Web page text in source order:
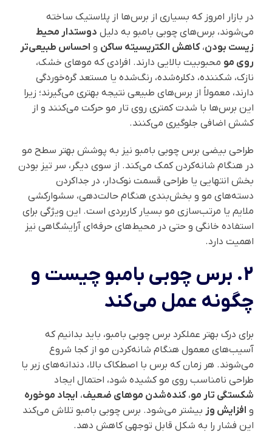
در بازار امروز که بسیاری از برس‌ها از پلاستیک ساخته
می‌شوند، برس‌های چوبی بامبو به دلیل دوستدار محیط
زیست بودن،کاهش الکتریسیته ساکن و احساس طبیعی‌تر
روی مو محبوبیت بالایی دارند. افرادی که موهای خشک،
نازک، شکننده، دکلره‌شده، رنگ‌شده یا مستعد گره‌خوردگی
دارند، معمولاً از برس‌های طبیعی نتیجه بهتری می‌گیرند؛ زیرا
این برس‌ها با شدت کمتری روی تار مو حرکت می‌کنند و از
کشش اضافی جلوگیری می‌کنند.
طراحی بیضی برس چوبی بامبو نیز به پوشش بهتر سطح مو
در هنگام شانه‌کردن کمک می‌کند. از سوی دیگر، سر تیز بودن
بخش انتهایی یا طراحی قسمت نوک‌دار، در جداکردن
دسته‌های مو و بخش‌بندی هنگام حالت‌دهی، سشوارکشی
ملایم یا مرتب‌سازی مو بسیار کاربردی است. این ویژگی برای
استفاده خانگی و حتی در محیط‌های حرفه‌ای آرایشگاهی نیز
اهمیت دارد.
2. برس چوبی بامبو چیست و
چگونه عمل می‌کند
برای درک بهتر عملکرد برس چوبی بامبو، باید بدانیم که
آسیب‌های معمول هنگام شانه‌کردن مو از کجا شروع
می‌شوند. هر زمان که برس با اصطکاک بالا، دندانه‌های زبر یا
طراحی نامناسب روی مو کشیده شود، احتمال ایجاد
شکستگی تار مو،کنده‌شدن موهای ضعیف، ایجاد موخوره
و افزایش وز بیشتر می‌شود. برس چوبی بامبو تلاش می‌کند
این فشار را به شکل قابل توجهی کاهش دهد.